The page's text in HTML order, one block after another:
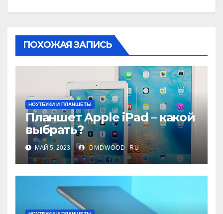
ПОХОЖАЯ ЗАПИСЬ
НОУТБУКИ И ПЛАНШЕТЫ
Планшет Apple iPad – какой
выбрать?
МАЙ 5, 2023 DMDWOOD_RU